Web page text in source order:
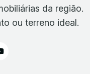
da região.
ou terreno ideal.